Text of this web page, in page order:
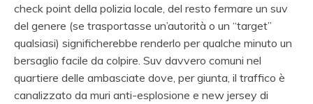
check point della polizia locale, del resto fermare un suv
del genere (se trasportasse un’autorità o un “target”
qualsiasi) significherebbe renderlo per qualche minuto un
bersaglio facile da colpire. Suv davvero comuni nel
quartiere delle ambasciate dove, per giunta, il traffico è
canalizzato da muri anti-esplosione e new jersey di